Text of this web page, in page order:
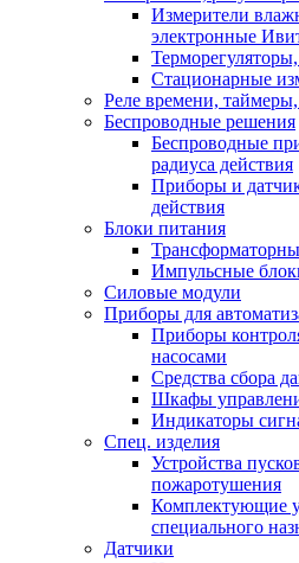
Измерители
электронные
Стационарные
Реле времени,
Беспроводные решения
Беспроводные
радиуса действия
Приборы и
действия
Блоки питания
Импульсные
Силовые модули
Приборы для
Приборы
насосами
Средства сбора
Шкафы
Индикаторы
Спец. изделия
Устройства
пожаротушения
Комплектующие
специального
Датчики